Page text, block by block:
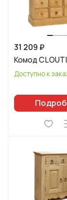
31 209 ₽
Комод
Доступно к